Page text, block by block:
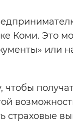
Коми. Это
или